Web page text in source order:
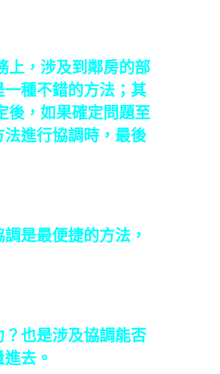
，涉及到鄰房的部
種不錯的方法；其
後，如果確定問題至
進行協調時，最後
是最便捷的方法，
也是涉及協調能否
去。